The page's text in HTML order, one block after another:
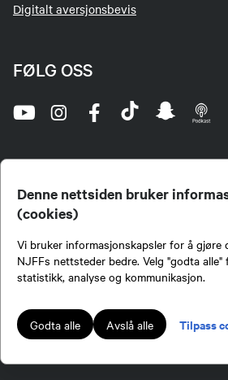
Denne nettsiden bruker
(cookies)
Vi bruker informasjonskapsler for å gjøre
NJFFs nettsteder bedre. Velg "godta
statistikk, analyse og kommunikasjon.
Godta alle Avslå alle Tilpass
Digitalt aversjonsbevis
FØLG OSS
jegere og sportsfiskere og et av de viktigste miljøene for
fiske i Norge. Vi er en partipolitisk nøytral organisasjon, men
naturpolitisk engasjement i mange saker.
Lokalforeninger tilsluttet Norges Jeger- og Fiskerforbund har
publiserer på njff.no.